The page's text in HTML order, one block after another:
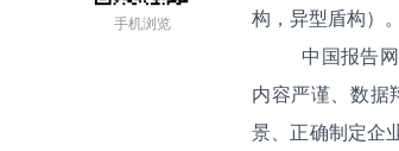
手机浏览
构，异型盾构）。
中国报告
内容严谨、数据
景、正确制定企